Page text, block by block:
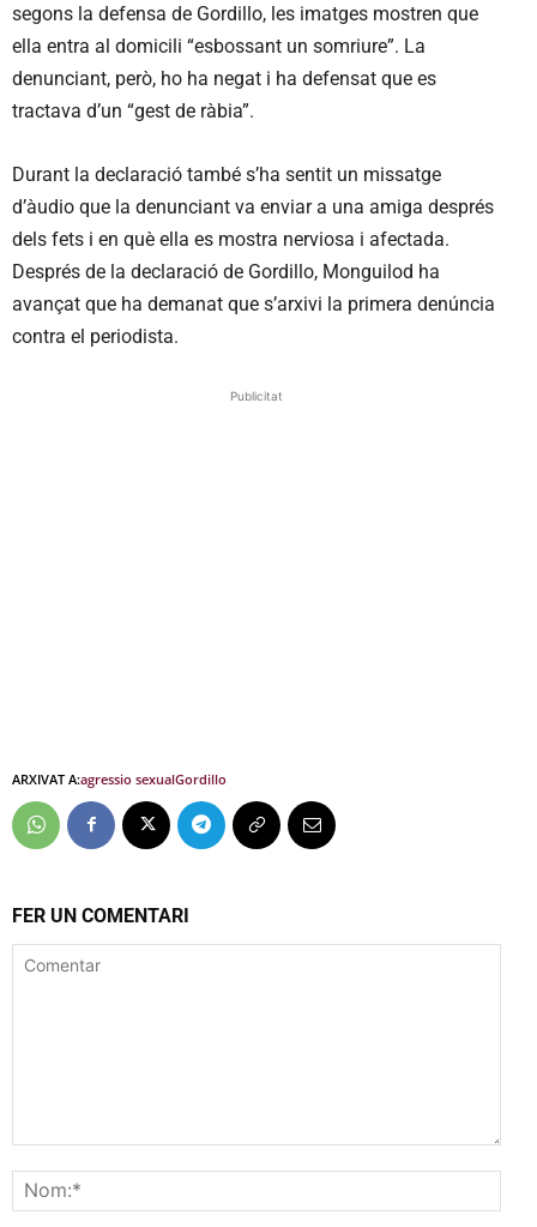
segons la defensa de Gordillo, les imatges mostren que
ella entra al domicili “esbossant un somriure”. La
denunciant, però, ho ha negat i ha defensat que es
tractava d’un “gest de ràbia”.
Durant la declaració també s’ha sentit un missatge
d’àudio que la denunciant va enviar a una amiga després
dels fets i en què ella es mostra nerviosa i afectada.
Després de la declaració de Gordillo, Monguilod ha
avançat que ha demanat que s’arxivi la primera denúncia
contra el periodista.
Publicitat
ARXIVAT A:agressio sexualGordillo
FER UN COMENTARI